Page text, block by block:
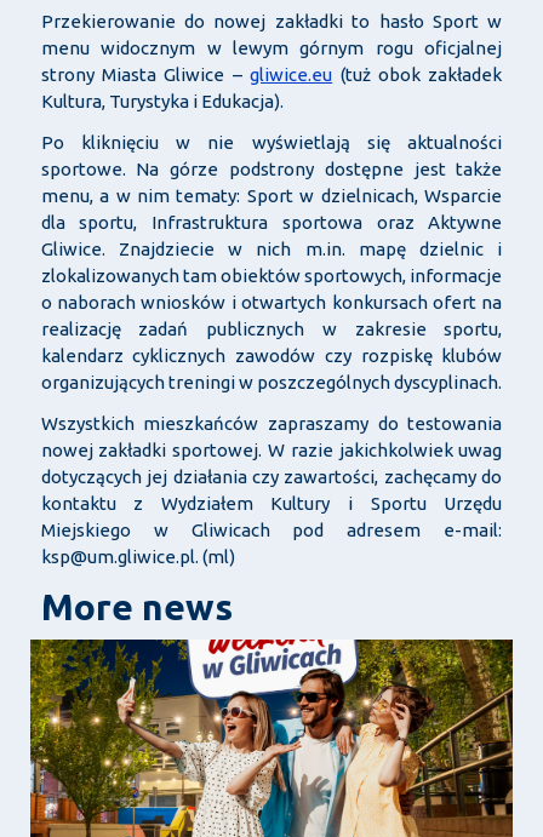
Przekierowanie do nowej zakładki to hasło Sport w
menu widocznym w lewym górnym rogu oficjalnej
strony Miasta Gliwice –gliwice.eu (tuż obok zakładek
Kultura, Turystyka i Edukacja).
Po kliknięciu w nie wyświetlają się aktualności
sportowe. Na górze podstrony dostępne jest także
menu, a w nim tematy: Sport w dzielnicach, Wsparcie
dla sportu, Infrastruktura sportowa oraz Aktywne
Gliwice. Znajdziecie w nich m.in. mapę dzielnic i
zlokalizowanych tam obiektów sportowych, informacje
o naborach wniosków i otwartych konkursach ofert na
realizację zadań publicznych w zakresie sportu,
kalendarz cyklicznych zawodów czy rozpiskę klubów
organizujących treningi w poszczególnych dyscyplinach.
Wszystkich mieszkańców zapraszamy do testowania
nowej zakładki sportowej. W razie jakichkolwiek uwag
dotyczących jej działania czy zawartości, zachęcamy do
kontaktu z Wydziałem Kultury i Sportu Urzędu
Miejskiego w Gliwicach pod adresem e-mail:
ksp@um.gliwice.pl. (ml)
More news